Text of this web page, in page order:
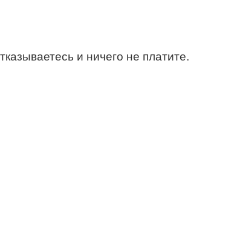
и ничего не платите.